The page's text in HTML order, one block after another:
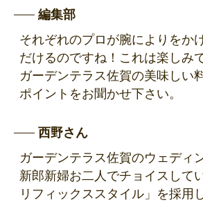
編集部
それぞれのプロが腕によりをか
だけるのですね！これは楽しみ
ガーデンテラス佐賀の美味しい
ポイントをお聞かせ下さい。
西野さん
ガーデンテラス佐賀のウェディ
新郎新婦お二人でチョイスして
リフィックススタイル」を採用